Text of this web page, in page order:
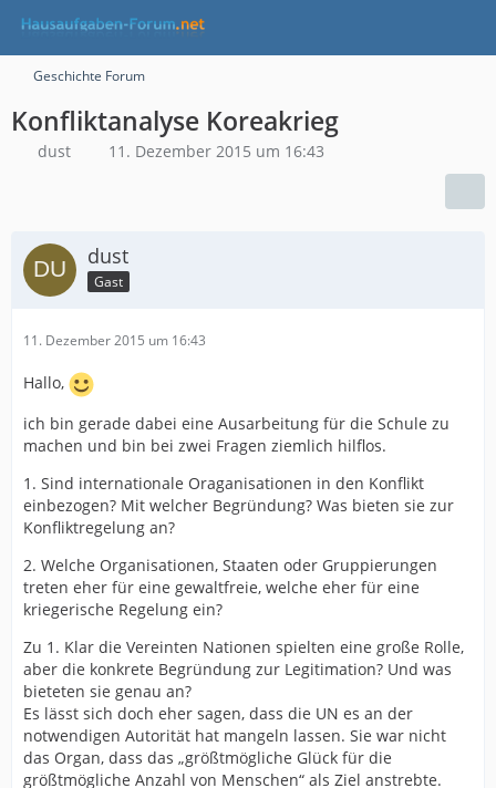
Geschichte Forum
Konfliktanalyse Koreakrieg
dust 11. Dezember 2015 um 16:43
dust
Gast
11. Dezember 2015 um 16:43
Hallo,
ich bin gerade dabei eine Ausarbeitung für die Schule zu
machen und bin bei zwei Fragen ziemlich hilflos.
1. Sind internationale Oraganisationen in den Konflikt
einbezogen? Mit welcher Begründung? Was bieten sie zur
Konfliktregelung an?
2. Welche Organisationen, Staaten oder Gruppierungen
treten eher für eine gewaltfreie, welche eher für eine
kriegerische Regelung ein?
Zu 1. Klar die Vereinten Nationen spielten eine große Rolle,
aber die konkrete Begründung zur Legitimation? Und was
bieteten sie genau an?
Es lässt sich doch eher sagen, dass die UN es an der
notwendigen Autorität hat mangeln lassen. Sie war nicht
das Organ, dass das „größtmögliche Glück für die
größtmögliche Anzahl von Menschen“ als Ziel anstrebte.